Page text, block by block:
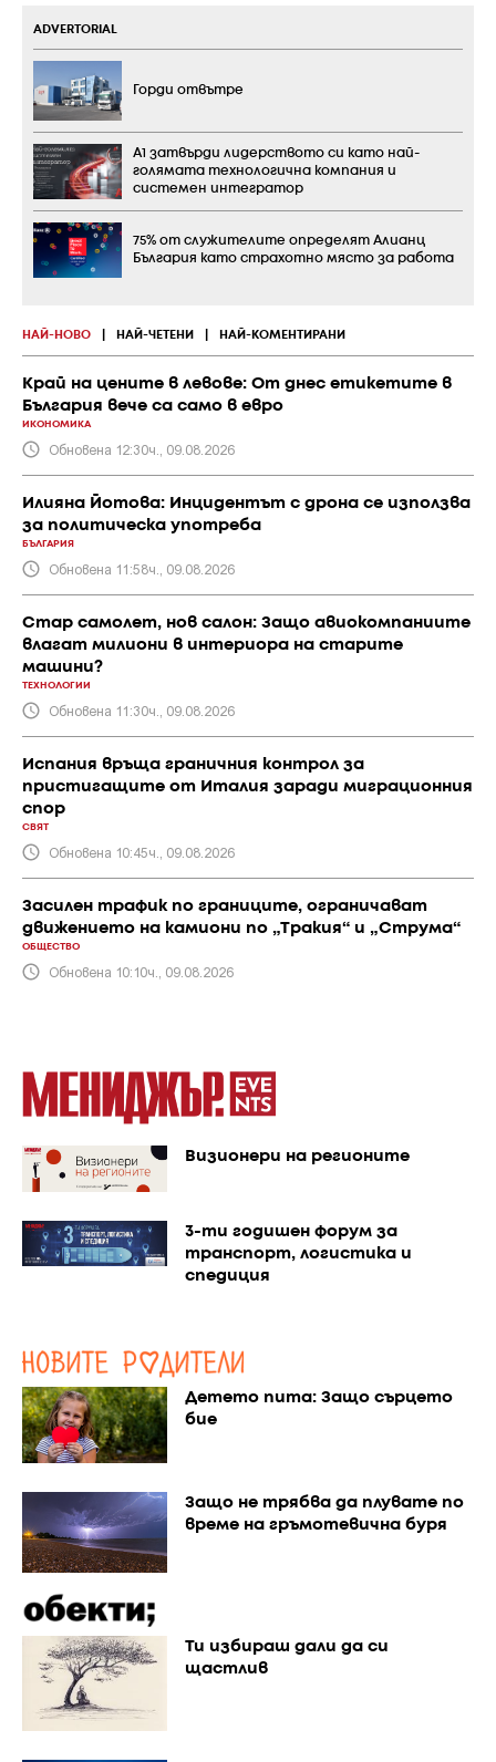
НАЙ-НОВО НАЙ-ЧЕТЕНИ НАЙ-КОМЕНТИРАНИ
Край на цените в левове: От днес етикетите в
България вече са само в евро
ИКОНОМИКА
Обновена 12:30ч., 09.08.2026
Илияна Йотова: Инцидентът с дрона се използва
за политическа употреба
БЪЛГАРИЯ
Обновена 11:58ч., 09.08.2026
Стар самолет, нов салон: Защо авиокомпаниите
влагат милиони в интериора на старите
машини?
ТЕХНОЛОГИИ
Обновена 11:30ч., 09.08.2026
Испания връща граничния контрол за
пристигащите от Италия заради миграционния
спор
СВЯТ
Обновена 10:45ч., 09.08.2026
Засилен трафик по границите, ограничават
движението на камиони по „Тракия“ и „Струма“
ОБЩЕСТВО
Обновена 10:10ч., 09.08.2026
ADVERTORIAL
Горди отвътре
А1 затвърди лидерството си като най-
голямата технологична компания и
системен интегратор
75% от служителите определят Алианц
България като страхотно място за работа
Визионери на регионите
3-ти годишен форум за
транспорт, логистика и
спедиция
Детето пита: Защо сърцето
бие
Защо не трябва да плувате по
време на гръмотевична буря
Ти избираш дали да си
щастлив